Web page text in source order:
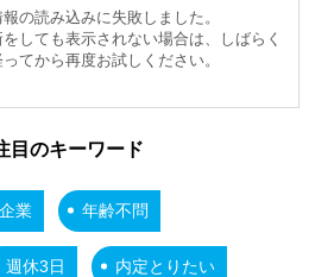
報の読み込みに失敗しました。
しても表示されない場合は、しばらく
ってから再度お試しください。
目のキーワード
業 年齢不問
週休3日 内定とりたい